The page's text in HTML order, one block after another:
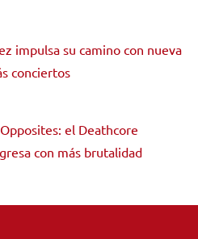
impulsa su camino con nueva
conciertos
el Deathcore
con más brutalidad